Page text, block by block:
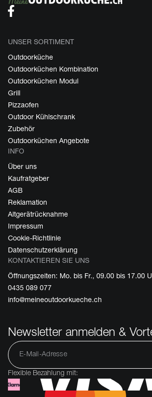
UNSER SORTIMENT
Outdoorküche
Outdoorküchen Kombination
Outdoorküchen Modul
Grill
Pizzaofen
Outdoor Kühlschrank
Zubehör
Outdoorküchen Angebote
INFO
Über uns
Kaufratgeber
AGB
Reklamation
Altgerätrücknahme
Impressum
Cookie-Richtlinie
Datenschutzerklärung
KONTAKTIEREN SIE UNS
Öffnungszeiten: Mo. bis Fr., 09.00 bis 17.00
0435 089 077
info@meineoutdoorkueche.ch
Newsletter anmelden &
Flexible Bezahlung mit: